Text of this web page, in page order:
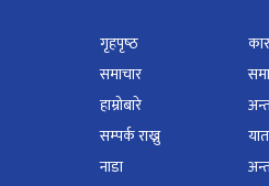
गृहपृष्‍ठ
समाचार
हाम्रोबारे
सम्पर्क राख्नु
नाडा